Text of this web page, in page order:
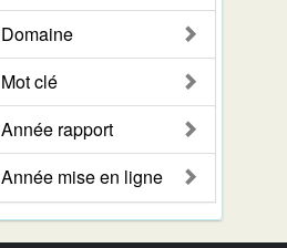
Domaine
Mot clé
Année rapport
Année mise en ligne